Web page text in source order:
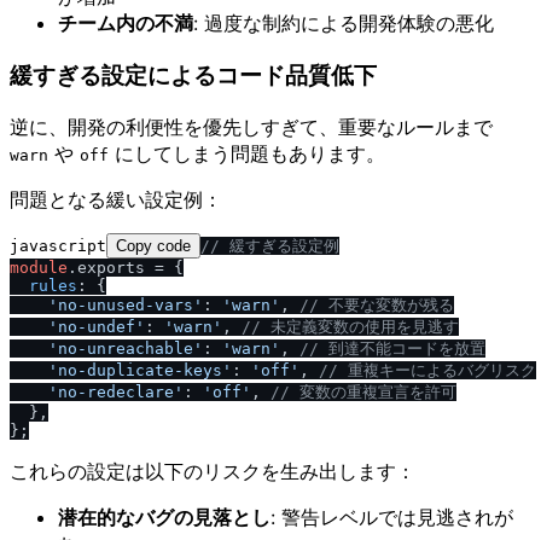
チーム内の不満: 過度な制約による開発体験の悪化
緩すぎる設定によるコード品質低下
逆に、開発の利便性を優先しすぎて、重要なルールまで
warn や off にしてしまう問題もあります。
問題となる緩い設定例：
javascript Copy code / / 緩すぎる設定例
module . exports = {
rules : {
'no-unused-vars' : 'warn' , / / 不要な変数が残る
'no-undef' : 'warn' , / / 未定義変数の使用を見逃す
'no-unreachable' : 'warn' , / / 到達不能コードを放置
'no-duplicate-keys' : 'off' , / / 重複キーによるバグリスク
'no-redeclare' : 'off' , / / 変数の重複宣言を許可
  },
これらの設定は以下のリスクを生み出します：
潜在的なバグの見落とし: 警告レベルでは見逃されが